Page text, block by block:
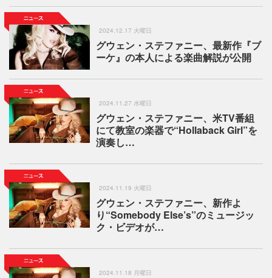
2024.12.17 火曜日
グウェン・ステファニー、最新作『ブ
ーケ』の本人による楽曲解説が公開
2024.11.27 水曜日
グウェン・ステファニー、米TV番組
にて教室の楽器で“Hollaback Girl”を
演奏し…
2024.11.19 火曜日
グウェン・ステファニー、新作よ
り“Somebody Else’s”のミュージッ
ク・ビデオが…
2024.11.18 月曜日